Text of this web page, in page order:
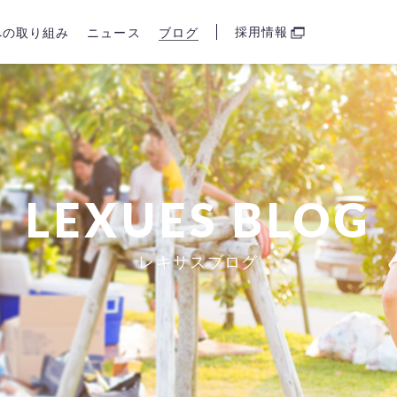
取り組み ニュース ブログ 採用情報
LEXUES BLOG
レキサスブログ